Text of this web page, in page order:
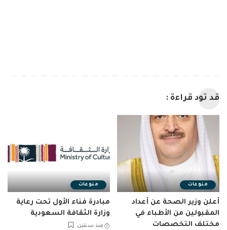
قد تود قراءة :
منوعات
أعلن وزير الصحة عن أعداد
المقبولين من الأطباء في
مختلف التخصصات
منوعات
مبادرة فناء الأول تحت رعاية
وزارة الثقافة السعودية
منذ سنتين